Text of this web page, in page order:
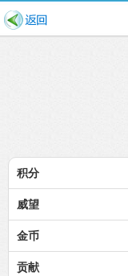
积分
威望
金币
贡献